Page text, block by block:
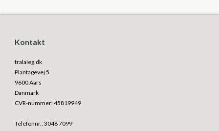
Kontakt
tralaleg.dk
Plantagevej 5
9600 Aars
Danmark
CVR-nummer:45819949
Telefonnr.:3048 7099